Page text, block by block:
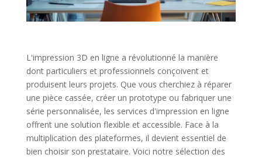
L'impression 3D en ligne a révolutionné la manière
dont particuliers et professionnels conçoivent et
produisent leurs projets. Que vous cherchiez à réparer
une pièce cassée, créer un prototype ou fabriquer une
série personnalisée, les services d'impression en ligne
offrent une solution flexible et accessible. Face à la
multiplication des plateformes, il devient essentiel de
bien choisir son prestataire. Voici notre sélection des